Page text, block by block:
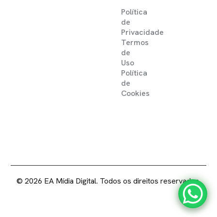
Política
de
Privacidade
Termos
de
Uso
Política
de
Cookies
© 2026 EA Mídia Digital. Todos os direitos reservados.